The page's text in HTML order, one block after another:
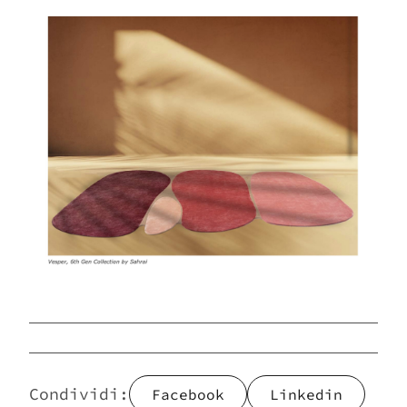
Condividi: Facebook Linkedin
Vuoi sapere di più su questo
prodotto, scrivici
Scarica il catalogo e
lasciati stupire da un mondo
Imperfetto